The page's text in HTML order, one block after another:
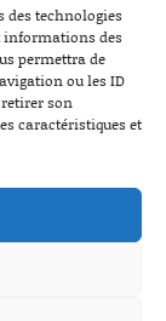
des technologies
informations des
permettra de
ou les ID
retirer son
caractéristiques et